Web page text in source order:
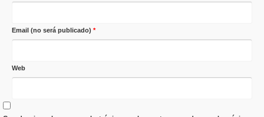
Email (no será publicado) *
Web